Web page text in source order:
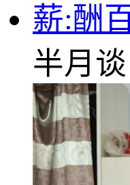
薪:酬
半月谈